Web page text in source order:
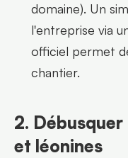
domaine). Un
l'entreprise via
officiel permet
chantier.
2. Débusquer
et léonines